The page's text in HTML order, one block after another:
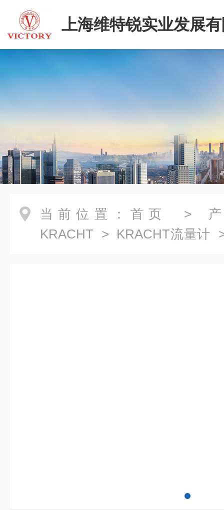
上海维特锐实业发展
当前位置： 首页 >
KRACHT > KRACHT流量计